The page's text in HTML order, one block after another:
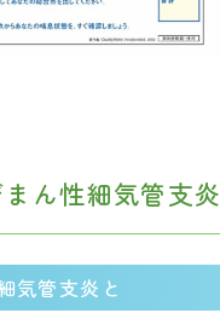
まん性細気管支炎
気管支炎と